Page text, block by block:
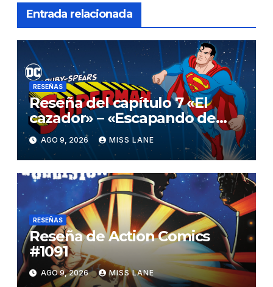
Entrada relacionada
RESEÑAS
Reseña del capítulo 7 «El
cazador» – «Escapando de
casa» de «Superman»
AGO 9, 2026 MISS LANE
RESEÑAS
Reseña de Action Comics
#1091
AGO 9, 2026 MISS LANE